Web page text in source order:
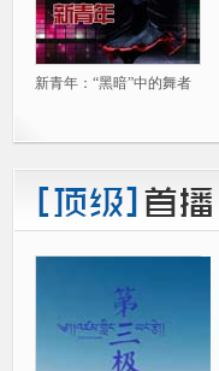
新青年：“黑暗”中的舞者